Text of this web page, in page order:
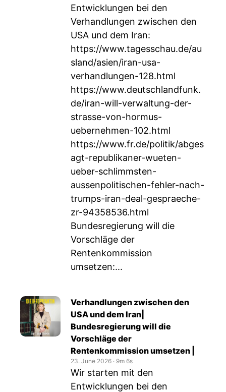
Entwicklungen bei den
Verhandlungen zwischen den
USA und dem Iran:
https://www.tagesschau.de/au
sland/asien/iran-usa-
verhandlungen-128.html
https://www.deutschlandfunk.
de/iran-will-verwaltung-der-
strasse-von-hormus-
uebernehmen-102.html
https://www.fr.de/politik/abges
agt-republikaner-wueten-
ueber-schlimmsten-
aussenpolitischen-fehler-nach-
trumps-iran-deal-gespraeche-
zr-94358536.html
Bundesregierung will die
Vorschläge der
Rentenkommission
umsetzen:...
Verhandlungen zwischen den
USA und dem Iran|
Bundesregierung will die
Vorschläge der
Rentenkommission umsetzen |
23. June 2026 ‧ 9m 6s
Wir starten mit den
Entwicklungen bei den